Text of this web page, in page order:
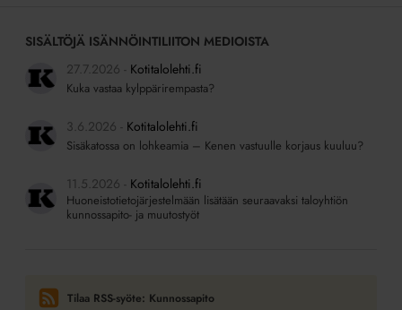
SISÄLTÖJÄ ISÄNNÖINTILIITON MEDIOISTA
27.7.2026
Kotitalolehti.fi
Kuka vastaa kylppärirempasta?
3.6.2026 Kotitalolehti.fi
Sisäkatossa on lohkeamia – Kenen vastuulle korjaus kuuluu?
11.5.2026 Kotitalolehti.fi
Huoneistotietojärjestelmään lisätään seuraavaksi taloyhtiön
kunnossapito- ja muutostyöt
Tilaa RSS-syöte: Kunnossapito